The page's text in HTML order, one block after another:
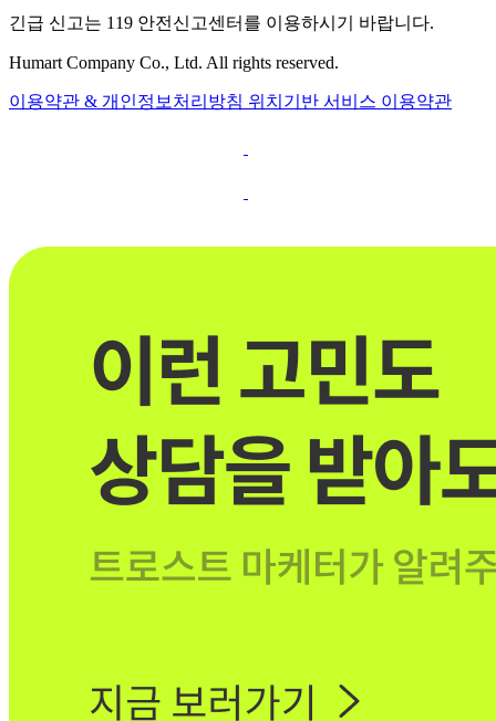
긴급 신고는 119 안전신고센터를 이용하시기 바랍니다.
Humart Company Co., Ltd. All rights reserved.
이용약관 & 개인정보처리방침 위치기반 서비스 이용약관